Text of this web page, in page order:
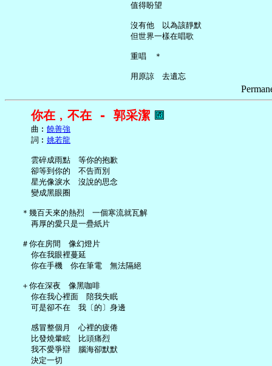
     值得盼望
     沒有他　以為該靜默
     但世界一樣在唱歌
     重唱　＊
你在﹐不在 - 郭采潔
     曲︰
饒善強
     詞︰
姚若龍
     雲碎成雨點　等你的抱歉
     卻等到你的　不告而別
     星光像淚水　沒說的思念
     變成黑眼圈
   ＊幾百天來的熱烈　一個寒流就瓦解
     再厚的愛只是一疊紙片
   ＃你在房間　像幻燈片
     你在我眼裡蔓延
     你在手機　你在筆電　無法隔絕
   ＋你在深夜　像黑咖啡
     你在我心裡面　陪我失眠
     可是卻不在　我〔的〕身邊
     感冒整個月　心裡的疲倦
     比發燒暈眩　比頭痛烈
     我不愛爭辯　腦海卻默默
     決定一切